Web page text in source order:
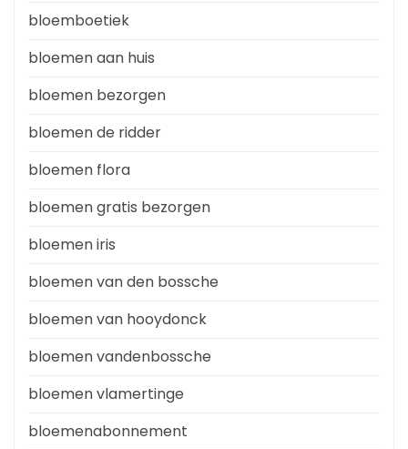
bloemboetiek
bloemen aan huis
bloemen bezorgen
bloemen de ridder
bloemen flora
bloemen gratis bezorgen
bloemen iris
bloemen van den bossche
bloemen van hooydonck
bloemen vandenbossche
bloemen vlamertinge
bloemenabonnement